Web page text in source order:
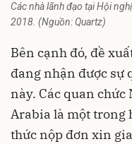
Các nhà lãnh đạo tại Hội
2018. (Nguồn: Quartz)
Bên cạnh đó, đề
đang nhận được sự
này. Các quan
Arabia là một trong
thức nộp đơn xin